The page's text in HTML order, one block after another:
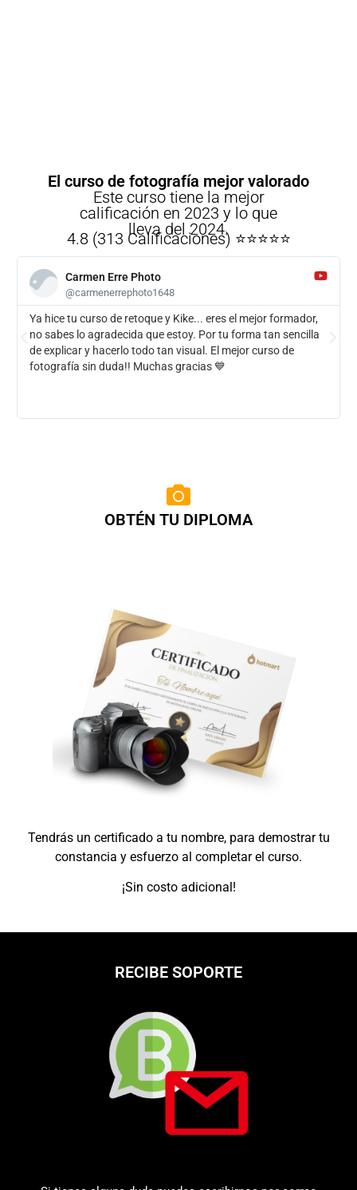
El curso de fotografía mejor valorado
Este curso tiene la mejor
calificación en 2023 y lo que
lleva del 2024.
4.8 (313 Calificaciones) ⭐️⭐️⭐️⭐️⭐️
Carmen Erre Photo
@carmenerrephoto1648
Ya hice tu curso de retoque y Kike... eres el mejor formador,
no sabes lo agradecida que estoy. Por tu forma tan sencilla
de explicar y hacerlo todo tan visual. El mejor curso de
fotografía sin duda!! Muchas gracias 💙
OBTÉN TU DIPLOMA
Tendrás un certificado a tu nombre, para demostrar tu
constancia y esfuerzo al completar el curso.
¡Sin costo adicional!
RECIBE SOPORTE